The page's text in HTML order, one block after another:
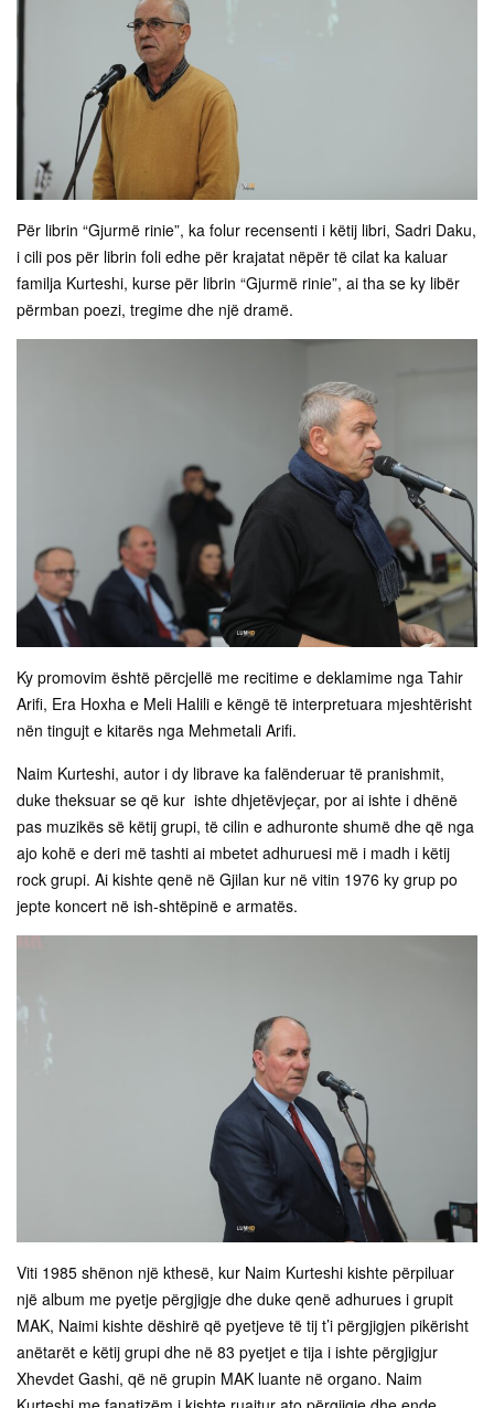
Për librin “Gjurmë rinie”, ka folur recensenti i këtij libri, Sadri Daku,
i cili pos për librin foli edhe për krajatat nëpër të cilat ka kaluar
familja Kurteshi, kurse për librin “Gjurmë rinie”, ai tha se ky libër
përmban poezi, tregime dhe një dramë.
Ky promovim është përcjellë me recitime e deklamime nga Tahir
Arifi, Era Hoxha e Meli Halili e këngë të interpretuara mjeshtërisht
nën tingujt e kitarës nga Mehmetali Arifi.
Naim Kurteshi, autor i dy librave ka falënderuar të pranishmit,
duke theksuar se që kur ishte dhjetëvjeçar, por ai ishte i dhënë
pas muzikës së këtij grupi, të cilin e adhuronte shumë dhe që nga
ajo kohë e deri më tashti ai mbetet adhuruesi më i madh i këtij
rock grupi. Ai kishte qenë në Gjilan kur në vitin 1976 ky grup po
jepte koncert në ish-shtëpinë e armatës.
Viti 1985 shënon një kthesë, kur Naim Kurteshi kishte përpiluar
një album me pyetje përgjigje dhe duke qenë adhurues i grupit
MAK, Naimi kishte dëshirë që pyetjeve të tij t’i përgjigjen pikërisht
anëtarët e këtij grupi dhe në 83 pyetjet e tija i ishte përgjigjur
Xhevdet Gashi, që në grupin MAK luante në organo. Naim